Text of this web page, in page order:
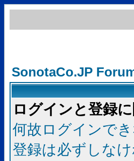
SonotaCo.JP
ログインと登録
何故ログインで
登録は必ずしな